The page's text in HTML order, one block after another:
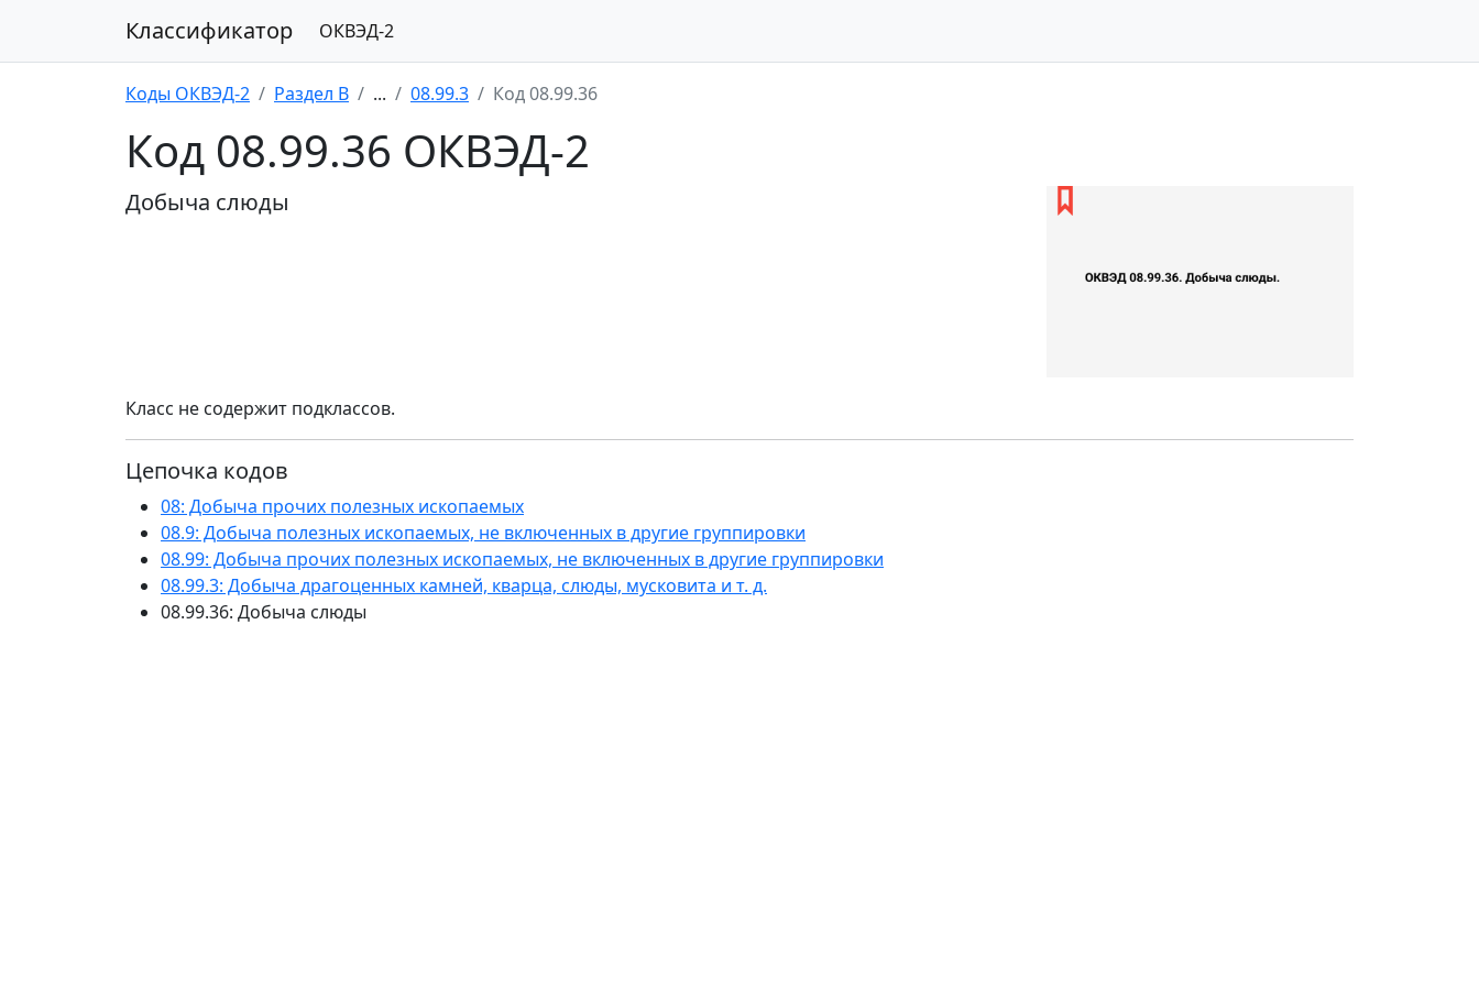
Классификатор ОКВЭД-2
Коды ОКВЭД-2 Раздел B ... 08.99.3 Код 08.99.36
Код 08.99.36 ОКВЭД-2
Добыча слюды
Класс не содержит подклассов.
Цепочка кодов
08: Добыча прочих полезных ископаемых
08.9: Добыча полезных ископаемых, не включенных в другие группировки
08.99: Добыча прочих полезных ископаемых, не включенных в другие группировки
08.99.3: Добыча драгоценных камней, кварца, слюды, мусковита и т. д.
08.99.36: Добыча слюды